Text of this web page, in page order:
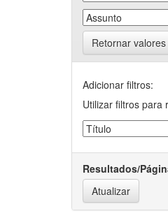
Retornar valores
Adicionar filtros:
Utilizar filtros para
Resultados/